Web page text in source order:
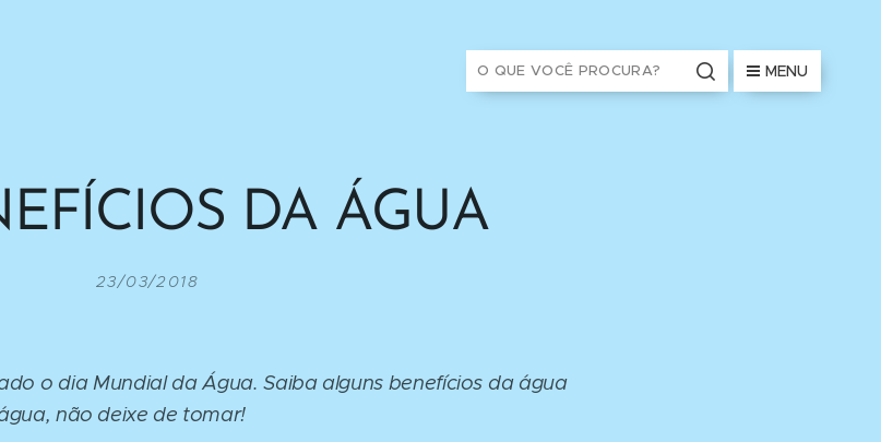
MENU
DA ÁGUA
23/03/2018
o dia Mundial da Água. Saiba alguns benefícios da água
não deixe de tomar!